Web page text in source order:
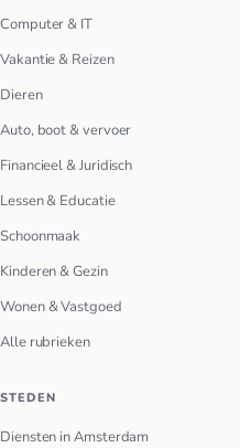
Computer & IT
Vakantie & Reizen
Dieren
Auto, boot & vervoer
Financieel & Juridisch
Lessen & Educatie
Schoonmaak
Kinderen & Gezin
Wonen & Vastgoed
Alle rubrieken
STEDEN
Diensten in Amsterdam